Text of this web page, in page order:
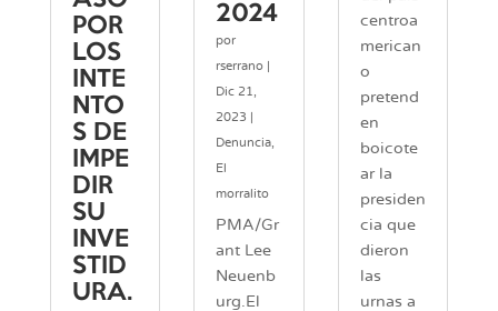
POR
LOS
INTE
NTO
S DE
IMPE
DIR
SU
INVE
STID
URA.
2024
por
rserrano
Dic 21,
2023
Denuncia
El
morralito
PMA/Gr
ant Lee
Neuenb
urg.El
centroa
merican
o
pretend
en
boicote
ar la
presiden
cia que
dieron
las
urnas a